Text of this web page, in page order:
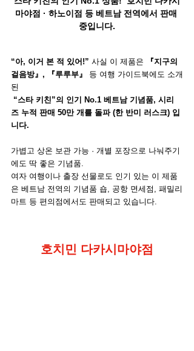
마야점 · 하노이점 등 베트남 전역에서 판매
중입니다.
“아, 이거 본 적 있어!” 사실 이 제품은
『지구의
걸음방』, 『루루부』
등 여행 가이드북에도 소개
된
“스타 키친”의 인기 No.1 베트남 기념품, 시리
즈 누적 판매 50만 개를 돌파 (한 반미 러스크) 입
니다.
가볍고 상온 보관 가능 · 개별 포장으로 나눠주기
에도 딱 좋은 기념품.
여자 여행이나 출장 선물로도 인기 있는 이 제품
은 베트남 전역의 기념품 숍, 공항 면세점, 패밀리
마트 등 편의점에서도 판매되고 있습니다.
호치민 다카시마야점